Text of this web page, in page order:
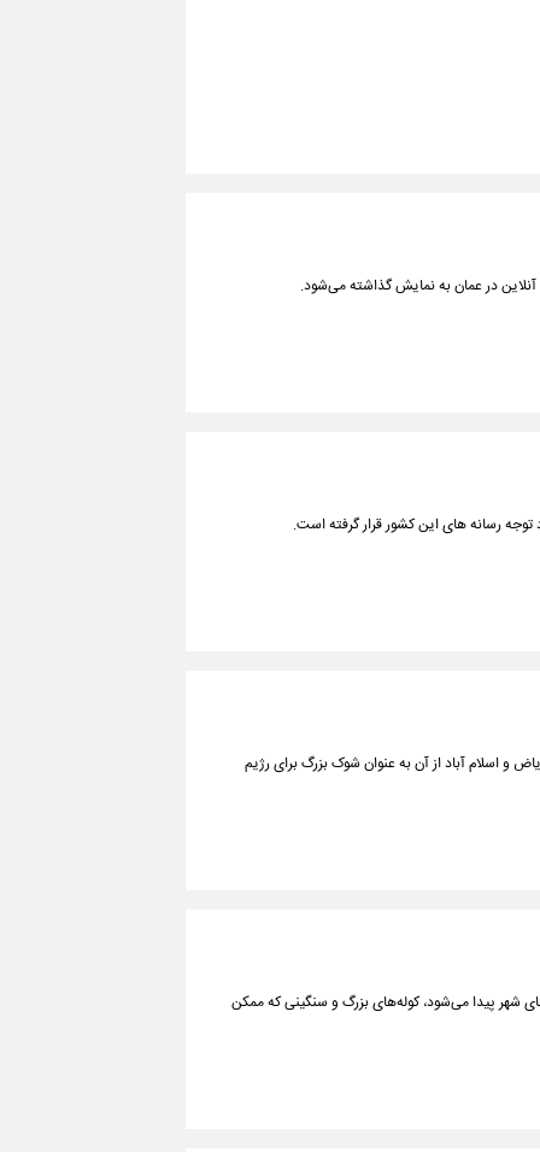
توجه رسانه های این کشور قرار گرفته است.
و اسلام آباد از آن به عنوان شوک بزرگ برای رژیم
شهر پیدا می‌شود، کوله‌های بزرگ و سنگینی که ممکن